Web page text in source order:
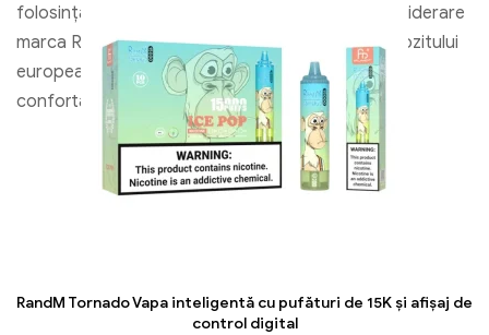
folosință de primă clasă, ar trebui să luați în considerare
marca Randm și să beneficiați de avantajele depozitului
european. Nu numai că vă bucurați de o utilizare
confortabilă, dar și servicii excelente.
RandM Tornado Vapa inteligentă cu pufături de 15K și afișaj de
control digital